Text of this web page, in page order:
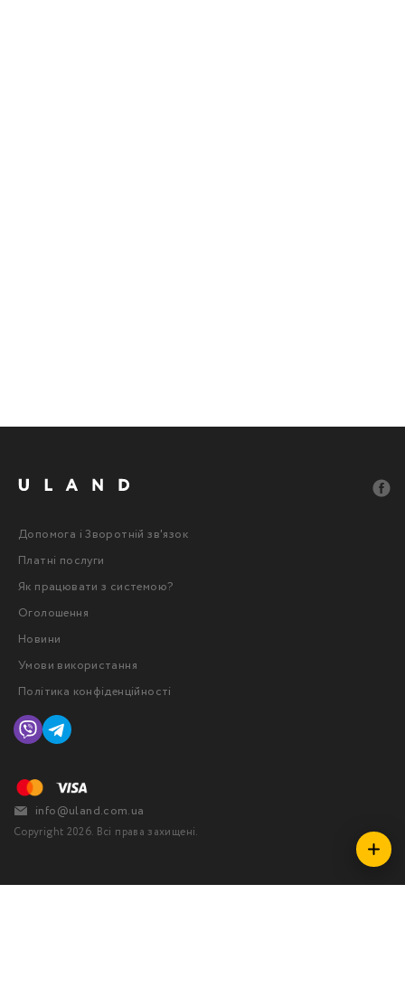
Copyright 2026. Всі права захищені.
Допомога і Зворотній зв'язок
Платні послуги
Як працювати з системою?
Оголошення
Новини
Умови використання
Політика конфіденційності
info@uland.com.ua